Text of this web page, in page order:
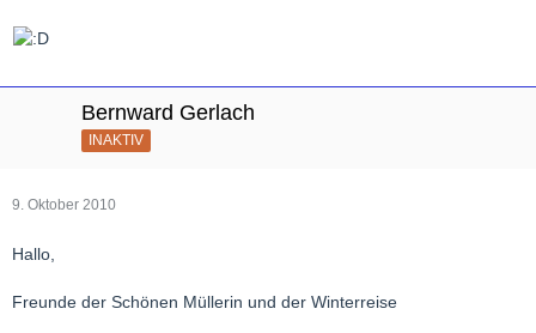
Bernward Gerlach
INAKTIV
9. Oktober 2010
Hallo,
Freunde der Schönen Müllerin und der Winterreise